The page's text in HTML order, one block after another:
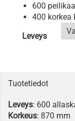
600
400 korkea
Leveys
Tuotetiedot
Leveys: 600
Korkeus: 870 mm